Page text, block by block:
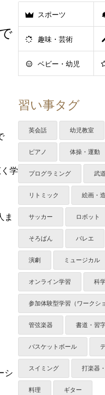
学
ま
シ
スポーツ
趣味・芸術
ベビー・幼児
習い事タグ
英会話 幼児教室
ピアノ 体操・運動
プログラミング 武道
リトミック 絵画・
サッカー ロボット
そろばん バレエ
演劇 ミュージカル
オンライン学習 科
参加体験型学習（ワークシ
管弦楽器 書道・習
バスケットボール
スイミング 打楽器
料理 ギター